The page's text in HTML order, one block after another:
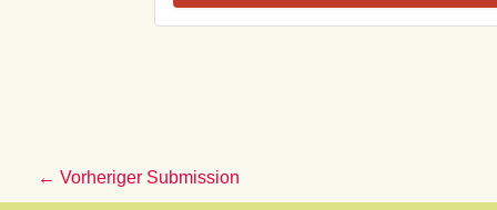
← Vorheriger Submission